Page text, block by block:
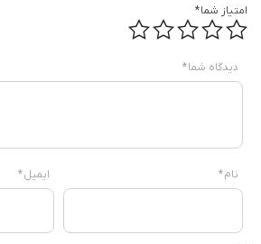
امتیاز شما*
دیدگاه شما*
نام* ایمیل*